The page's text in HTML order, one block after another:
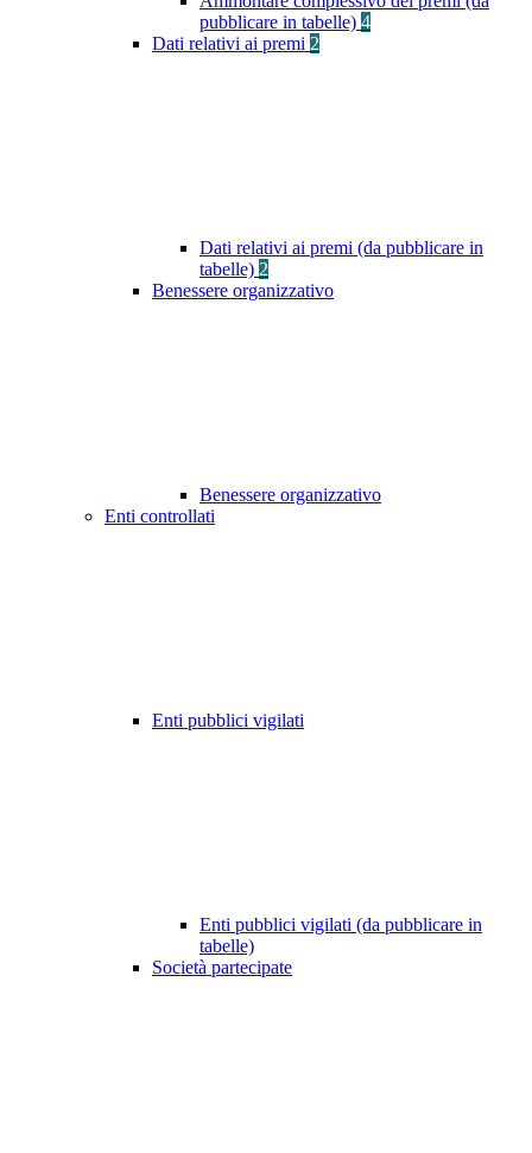
pubblicare in tabelle) 4
Dati relativi ai premi 2
Dati relativi ai premi (da pubblicare in
tabelle) 2
Benessere organizzativo
Benessere organizzativo
Enti controllati
Enti pubblici vigilati
Enti pubblici vigilati (da pubblicare in
tabelle)
Società partecipate